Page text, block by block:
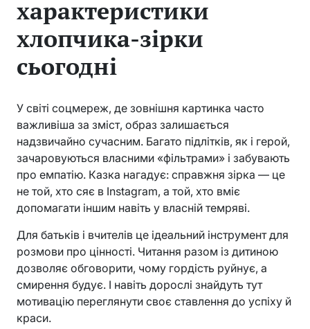
характеристики
хлопчика-зірки
сьогодні
У світі соцмереж, де зовнішня картинка часто
важливіша за зміст, образ залишається
надзвичайно сучасним. Багато підлітків, як і герой,
зачаровуються власними «фільтрами» і забувають
про емпатію. Казка нагадує: справжня зірка — це
не той, хто сяє в Instagram, а той, хто вміє
допомагати іншим навіть у власній темряві.
Для батьків і вчителів це ідеальний інструмент для
розмови про цінності. Читання разом із дитиною
дозволяє обговорити, чому гордість руйнує, а
смирення будує. І навіть дорослі знайдуть тут
мотивацію переглянути своє ставлення до успіху й
краси.